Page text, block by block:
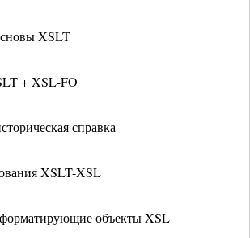
XSLT
+ XSL-FO
справка
XSLT-XSL
объекты XSL